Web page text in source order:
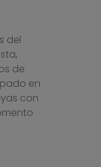
del
de
en
con